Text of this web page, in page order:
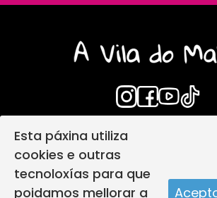
Login
Política de privacidade
Política de protección
Esta páxina utiliza
cookies e outras
tecnoloxías para que
poidamos mellorar a